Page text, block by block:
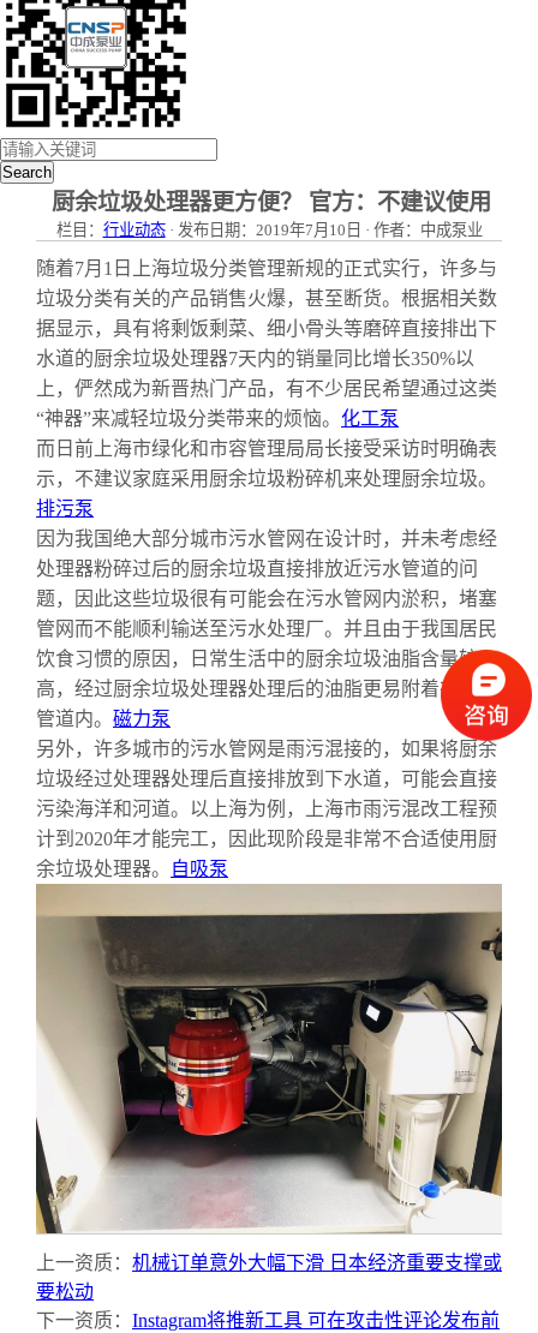
Search
厨余垃圾处理器更方便？ 官方：不建议使用
栏目： 行业动态· 发布日期：2019年7月10日 · 作者：中成泵业
随着7月1日上海垃圾分类管理新规的正式实行，许多与
垃圾分类有关的产品销售火爆，甚至断货。根据相关数
据显示，具有将剩饭剩菜、细小骨头等磨碎直接排出下
水道的厨余垃圾处理器7天内的销量同比增长350%以
上，俨然成为新晋热门产品，有不少居民希望通过这类
“神器”来减轻垃圾分类带来的烦恼。 化工泵
而日前上海市绿化和市容管理局局长接受采访时明确表
示，不建议家庭采用厨余垃圾粉碎机来处理厨余垃圾。
排污泵
因为我国绝大部分城市污水管网在设计时，并未考虑经
处理器粉碎过后的厨余垃圾直接排放近污水管道的问
题，因此这些垃圾很有可能会在污水管网内淤积，堵塞
管网而不能顺利输送至污水处理厂。并且由于我国居民
饮食习惯的原因，日常生活中的厨余垃圾油脂含量较
高，经过厨余垃圾处理器处理后的油脂更易附着在污水
管道内。 磁力泵
另外，许多城市的污水管网是雨污混接的，如果将厨余
垃圾经过处理器处理后直接排放到下水道，可能会直接
污染海洋和河道。以上海为例，上海市雨污混改工程预
计到2020年才能完工，因此现阶段是非常不合适使用厨
余垃圾处理器。
自吸泵
上一资质： 机械订单意外大幅下滑 日本经济重要支撑或
要松动
下一资质： Instagram将推新工具 可在攻击性评论发布前